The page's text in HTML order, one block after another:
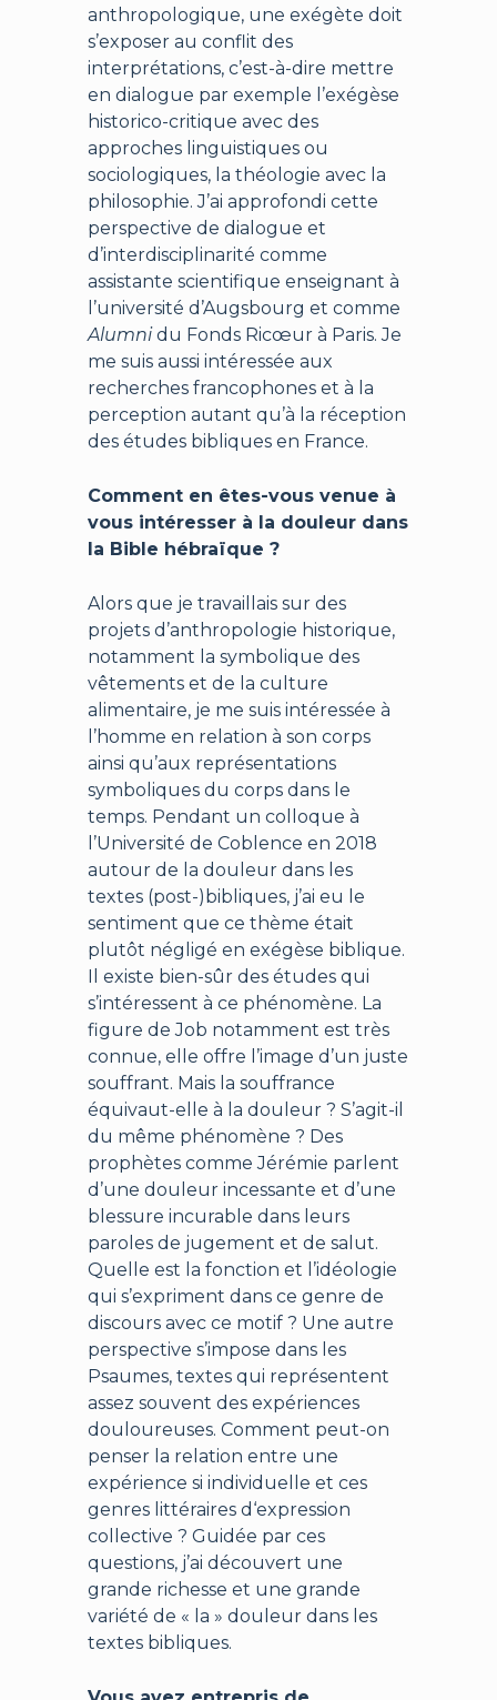
anthropologique, une exégète doit
s’exposer au conflit des
interprétations, c’est-à-dire mettre
en dialogue par exemple l’exégèse
historico-critique avec des
approches linguistiques ou
sociologiques, la théologie avec la
philosophie. J’ai approfondi cette
perspective de dialogue et
d’interdisciplinarité comme
assistante scientifique enseignant à
l’université d’Augsbourg et comme
Alumnidu Fonds Ricœur à Paris. Je
me suis aussi intéressée aux
recherches francophones et à la
perception autant qu’à la réception
des études bibliques en France.
Comment en êtes-vous venue à
vous intéresser à la douleur dans
la Bible hébraïque ?
Alors que je travaillais sur des
projets d’anthropologie historique,
notamment la symbolique des
vêtements et de la culture
alimentaire, je me suis intéressée à
l’homme en relation à son corps
ainsi qu’aux représentations
symboliques du corps dans le
temps. Pendant un colloque à
l’Université de Coblence en 2018
autour de la douleur dans les
textes (post-)bibliques, j’ai eu le
sentiment que ce thème était
plutôt négligé en exégèse biblique.
Il existe bien-sûr des études qui
s’intéressent à ce phénomène. La
figure de Job notamment est très
connue, elle offre l’image d’un juste
souffrant. Mais la souffrance
équivaut-elle à la douleur ? S’agit-il
du même phénomène ? Des
prophètes comme Jérémie parlent
d’une douleur incessante et d’une
blessure incurable dans leurs
paroles de jugement et de salut.
Quelle est la fonction et l’idéologie
qui s’expriment dans ce genre de
discours avec ce motif ? Une autre
perspective s’impose dans les
Psaumes, textes qui représentent
assez souvent des expériences
douloureuses. Comment peut-on
penser la relation entre une
expérience si individuelle et ces
genres littéraires d‘expression
collective ? Guidée par ces
questions, j’ai découvert une
grande richesse et une grande
variété de « la » douleur dans les
textes bibliques.